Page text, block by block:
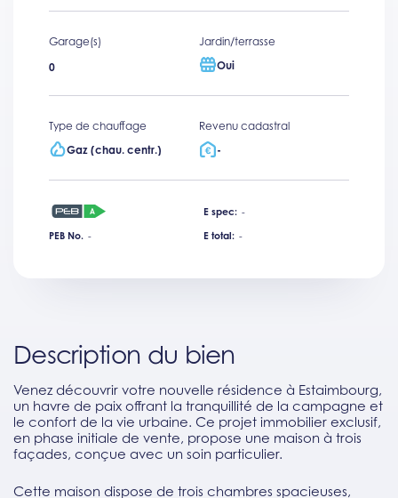
Garage(s)
0
Jardin/terrasse
Oui
Type de chauffage
Gaz (chau. centr.)
Revenu cadastral
-
E spec: -
PEB No. - E total: -
Description du bien
Venez découvrir votre nouvelle résidence à Estaimbourg,
un havre de paix offrant la tranquillité de la campagne et
le confort de la vie urbaine. Ce projet immobilier exclusif,
en phase initiale de vente, propose une maison à trois
façades, conçue avec un soin particulier.
Cette maison dispose de trois chambres spacieuses,